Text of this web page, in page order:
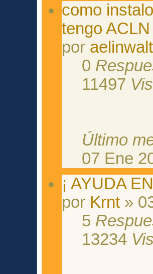
como
tengo ACLN
por
0
11497
Último
07 Ene
¡ AYUDA
por Krnt »
5
13234